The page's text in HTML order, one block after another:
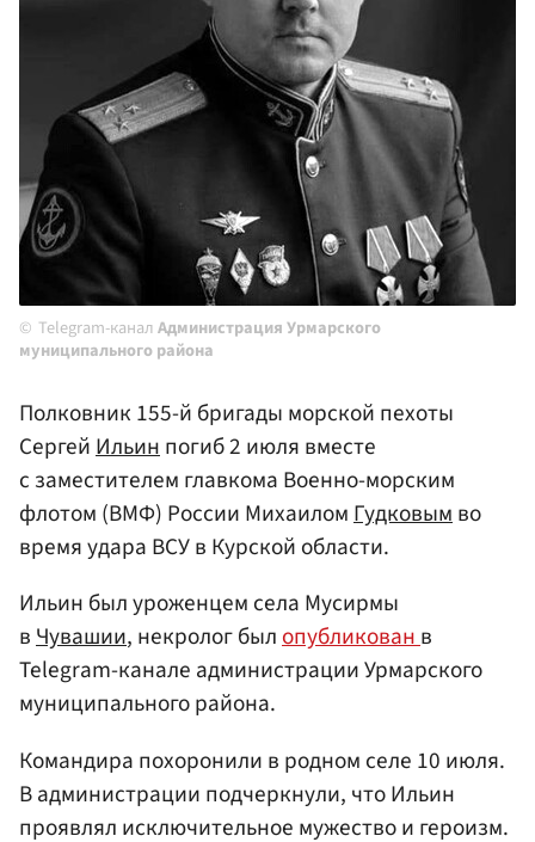
Telegram-каналАдминистрация Урмарского
муниципального района
Полковник 155-й бригады морской пехоты
СергейИльинпогиб 2 июля вместе
с заместителем главкома Военно-морским
флотом (ВМФ) России МихаиломГудковымво
время удара ВСУ в Курской области.
Ильин был уроженцем села Мусирмы
вЧувашии, некролог былопубликованв
Telegram-канале администрации Урмарского
муниципального района.
Командира похоронили в родном селе 10 июля.
В администрации подчеркнули, что Ильин
проявлял исключительное мужество и героизм.